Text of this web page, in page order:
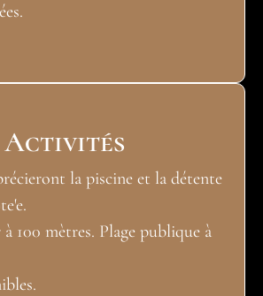
Activités
la piscine et la détente
100 mètres. Plage publique à